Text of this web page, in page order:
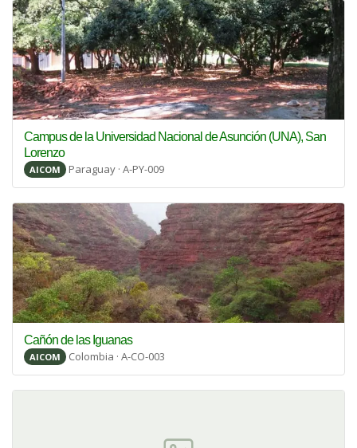
Campus de la Universidad Nacional de Asunción (UNA), San
Lorenzo
AICOM Paraguay · A-PY-009
Cañón de las Iguanas
AICOM Colombia · A-CO-003